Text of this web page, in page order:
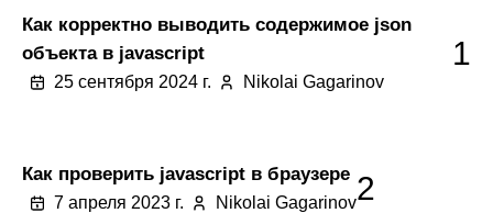
Как корректно выводить содержимое json
объекта в javascript
25 сентября 2024 г. Nikolai Gagarinov
1
Как проверить javascript в браузере
7 апреля 2023 г. Nikolai Gagarinov2